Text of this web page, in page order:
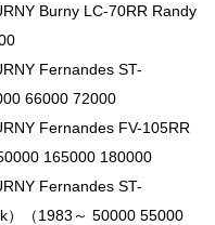
Burny LC-70RR Randy
Fernandes ST-
66000 72000
Fernandes FV-105RR
165000 180000
Fernandes ST-
（1983～ 50000 55000